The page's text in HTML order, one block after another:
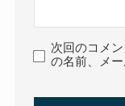
次回のコメ
の名前、メ